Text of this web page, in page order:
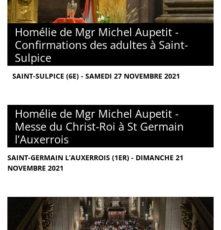
Homélie de Mgr Michel Aupetit -
Confirmations des adultes à Saint-
Sulpice
SAINT-SULPICE (6E) - SAMEDI 27 NOVEMBRE 2021
Homélie de Mgr Michel Aupetit -
Messe du Christ-Roi à St Germain
l’Auxerrois
SAINT-GERMAIN L’AUXERROIS (1ER) - DIMANCHE 21
NOVEMBRE 2021